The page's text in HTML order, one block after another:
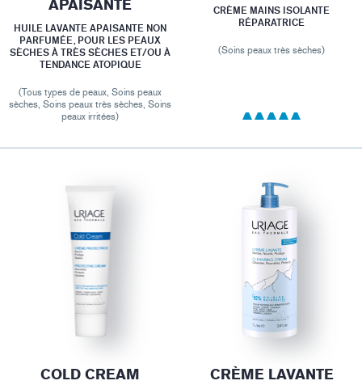
APAISANTE
HUILE LAVANTE APAISANTE NON
PARFUMÉE, POUR LES PEAUX
SÈCHES À TRÈS SÈCHES ET/OU À
TENDANCE ATOPIQUE
(Tous types de peaux, Soins peaux
sèches, Soins peaux très sèches, Soins
peaux irritées)
CRÈME MAINS ISOLANTE
RÉPARATRICE
(Soins peaux très sèches)
COLD CREAM CRÈME LAVANTE